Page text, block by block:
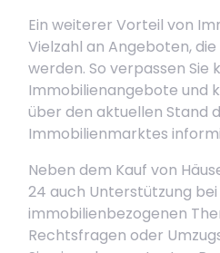
Ein weiterer Vorteil von
Vielzahl an Angeboten,
werden. So verpassen Sie
Immobilienangebote und
über den aktuellen Stand
Immobilienmarktes
Neben dem Kauf von
24 auch Unterstützung
immobilienbezogenen
Rechtsfragen oder